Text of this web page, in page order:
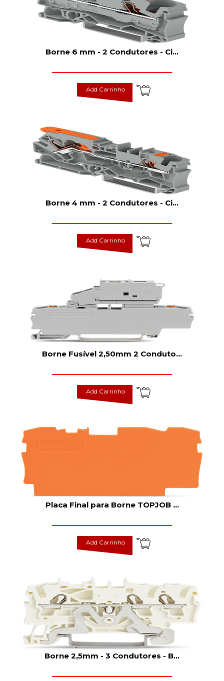
Borne 6 mm - 2 Condutores - Ci...
Add Carrinho
Borne 4 mm - 2 Condutores - Ci...
Add Carrinho
Borne Fusível 2,50mm 2 Conduto...
Add Carrinho
Placa Final para Borne TOPJOB ...
Add Carrinho
Borne 2,5mm - 3 Condutores - B...